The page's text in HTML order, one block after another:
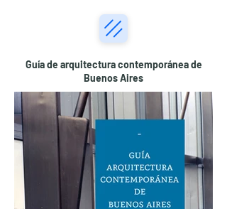
Guía de arquitectura contemporánea de
Buenos Aires